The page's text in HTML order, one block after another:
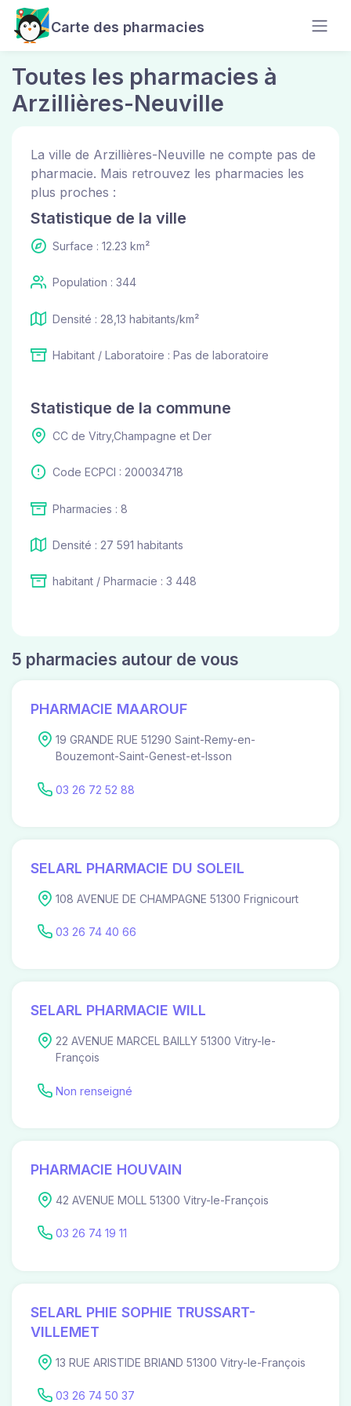
Carte des pharmacies
Toutes les pharmacies à
Arzillières-Neuville
La ville de Arzillières-Neuville ne compte pas de
pharmacie. Mais retrouvez les pharmacies les
plus proches :
Statistique de la ville
Surface : 12.23 km²
Population : 344
Densité : 28,13 habitants/km²
Habitant / Laboratoire : Pas de laboratoire
Statistique de la commune
CC de Vitry,Champagne et Der
Code ECPCI : 200034718
Pharmacies : 8
Densité : 27 591 habitants
habitant / Pharmacie : 3 448
5 pharmacies autour de vous
PHARMACIE MAAROUF
19 GRANDE RUE 51290 Saint-Remy-en-
Bouzemont-Saint-Genest-et-Isson
03 26 72 52 88
SELARL PHARMACIE DU SOLEIL
108 AVENUE DE CHAMPAGNE 51300 Frignicourt
03 26 74 40 66
SELARL PHARMACIE WILL
22 AVENUE MARCEL BAILLY 51300 Vitry-le-
François
Non renseigné
PHARMACIE HOUVAIN
42 AVENUE MOLL 51300 Vitry-le-François
03 26 74 19 11
SELARL PHIE SOPHIE TRUSSART-
VILLEMET
13 RUE ARISTIDE BRIAND 51300 Vitry-le-François
03 26 74 50 37